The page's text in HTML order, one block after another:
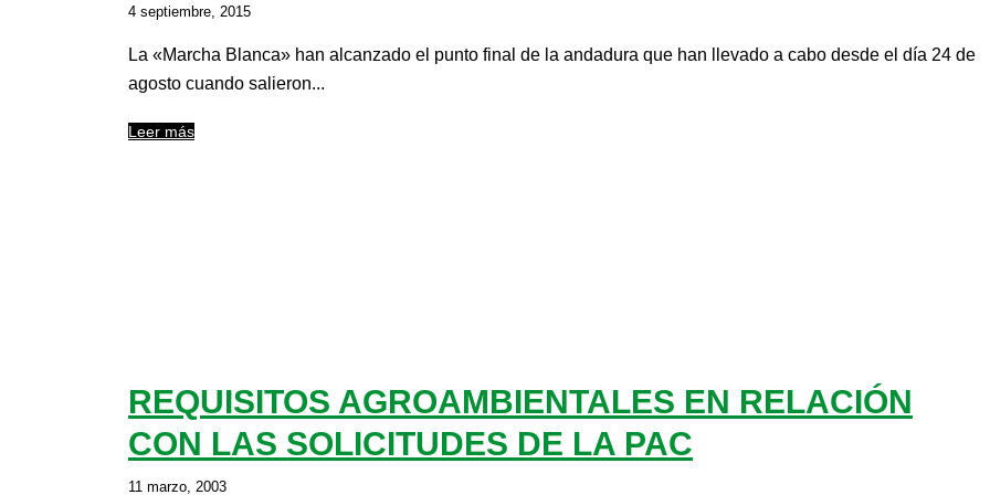
4 septiembre, 2015
La «Marcha Blanca» han alcanzado el punto final de la andadura que han llevado a cabo desde el día 24 de
agosto cuando salieron...
Leer más
REQUISITOS AGROAMBIENTALES EN RELACIÓN
CON LAS SOLICITUDES DE LA PAC
11 marzo, 2003